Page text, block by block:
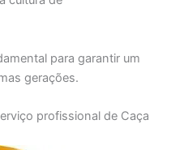
para garantir um
gerações.
profissional de Caça